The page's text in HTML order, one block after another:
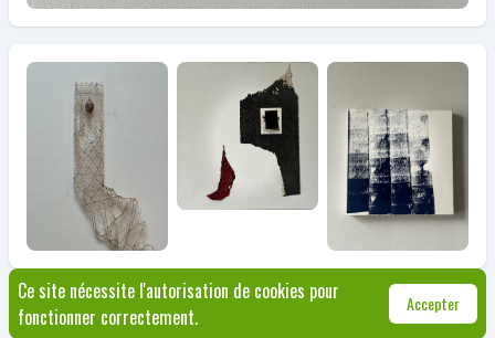
Ce site nécessite l'autorisation de cookies pour
fonctionner correctement.
Accepter
© Jette 2026|Règlement|+32 2 423 12 65|culture@jette.brussels|Made with